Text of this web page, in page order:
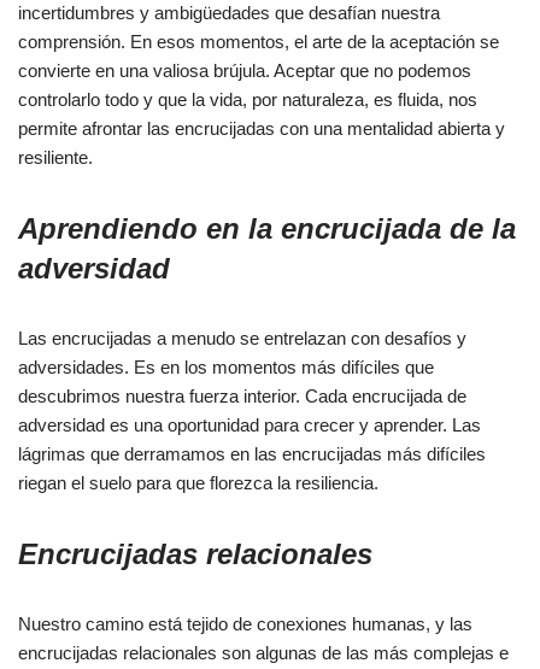
incertidumbres y ambigüedades que desafían nuestra
comprensión. En esos momentos, el arte de la aceptación se
convierte en una valiosa brújula. Aceptar que no podemos
controlarlo todo y que la vida, por naturaleza, es fluida, nos
permite afrontar las encrucijadas con una mentalidad abierta y
resiliente.
Aprendiendo en la encrucijada de la
adversidad
Las encrucijadas a menudo se entrelazan con desafíos y
adversidades. Es en los momentos más difíciles que
descubrimos nuestra fuerza interior. Cada encrucijada de
adversidad es una oportunidad para crecer y aprender. Las
lágrimas que derramamos en las encrucijadas más difíciles
riegan el suelo para que florezca la resiliencia.
Encrucijadas relacionales
Nuestro camino está tejido de conexiones humanas, y las
encrucijadas relacionales son algunas de las más complejas e